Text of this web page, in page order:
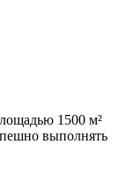
1500 м²
выполнять